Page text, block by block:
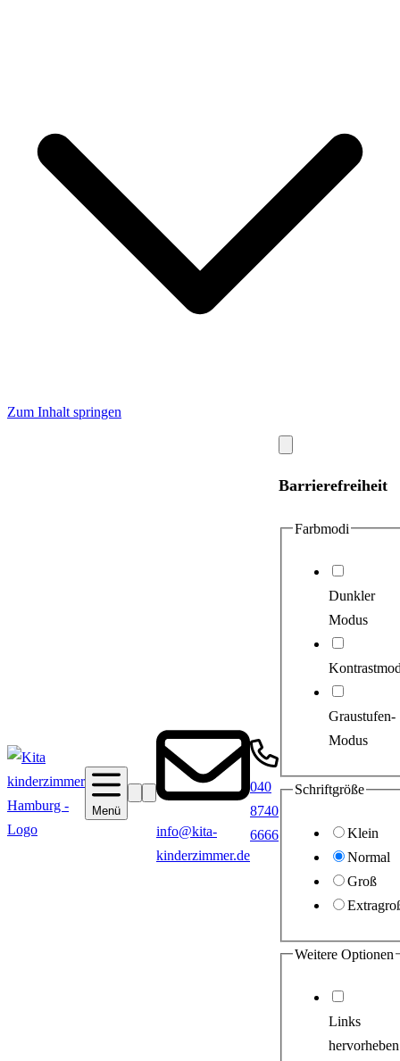
Zum Inhalt springen
Menü
SucheBarrierefreiheit
info@kita-
kinderzimmer.de
040
8740
6666
schließen
Barrierefreiheit
Farbmodi
Dunkler
Modus
Graustufen-
Modus
Schriftgröße
Klein
Normal
Groß
Weitere Optionen
Links
hervorheben